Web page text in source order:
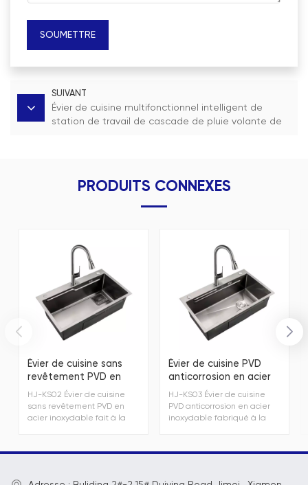
SOUMETTRE
SUIVANT
Évier de cuisine multifonctionnel intelligent de
station de travail de cascade de pluie volante de
PRODUITS CONNEXES
Évier de cuisine sans
revêtement PVD en
acier inoxydable fait à
la main
HJ-KS02 Évier de cuisine
sans revêtement PVD en
acier inoxydable fait à la
Évier de cuisine PVD
anticorrosion en acier
inoxydable fabriqué à la
main à la mode
HJ-KS03 Évier de cuisine
PVD anticorrosion en acier
inoxydable fabriqué à la